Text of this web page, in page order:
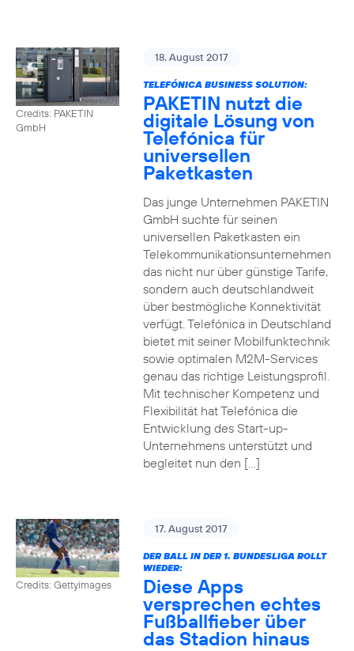
Credits: PAKETIN
GmbH
18. August 2017
TELEFÓNICA BUSINESS SOLUTION:
PAKETIN nutzt die
digitale Lösung von
Telefónica für
universellen
Paketkasten
Das junge Unternehmen PAKETIN
GmbH suchte für seinen
universellen Paketkasten ein
Telekommunikationsunternehmen
das nicht nur über günstige Tarife,
sondern auch deutschlandweit
über bestmögliche Konnektivität
verfügt. Telefónica in Deutschland
bietet mit seiner Mobilfunktechnik
sowie optimalen M2M-Services
genau das richtige Leistungsprofil.
Mit technischer Kompetenz und
Flexibilität hat Telefónica die
Entwicklung des Start-up-
Unternehmens unterstützt und
begleitet nun den […]
Credits: Gettyimages
17. August 2017
DER BALL IN DER 1. BUNDESLIGA ROLLT
WIEDER:
Diese Apps
versprechen echtes
Fußballfieber über
das Stadion hinaus